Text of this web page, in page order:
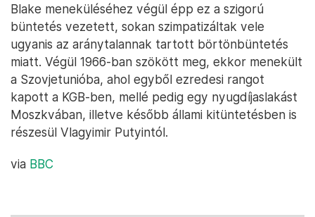
Blake meneküléséhez végül épp ez a szigorú
büntetés vezetett, sokan szimpatizáltak vele
ugyanis az aránytalannak tartott börtönbüntetés
miatt. Végül 1966-ban szökött meg, ekkor menekült
a Szovjetunióba, ahol egyből ezredesi rangot
kapott a KGB-ben, mellé pedig egy nyugdíjaslakást
Moszkvában, illetve később állami kitüntetésben is
részesül Vlagyimir Putyintól.
via BBC